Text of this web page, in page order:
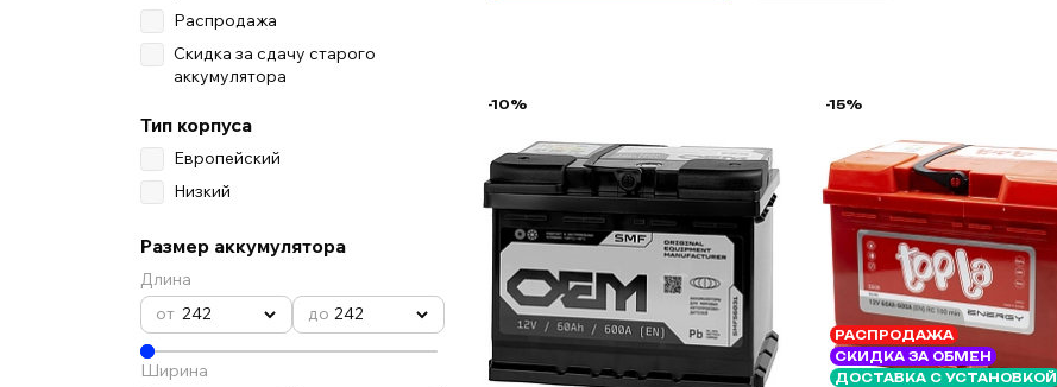
Распродажа
Скидка за сдачу старого
аккумулятора
Тип корпуса
Европейский
Низкий
Размер аккумулятора
Длина
242
242
Ширина
-10% -15%
РАСПРОДАЖА
СКИДКА ЗА ОБМЕН
ДОСТАВКА С УСТАНОВКОЙ